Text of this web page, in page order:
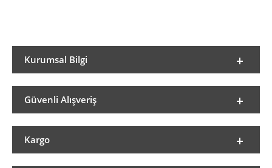
Kurumsal Bilgi
Güvenli Alışveriş
Kargo